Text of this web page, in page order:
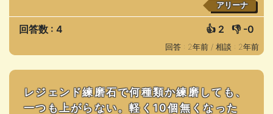
アリーナ
回答数 : 4 👍 2 👎 -0
回答 : 2年前 / 相談 : 2年前
レジェンド練磨石で何種類か練磨しても、
一つも上がらない。軽く10個無くなった